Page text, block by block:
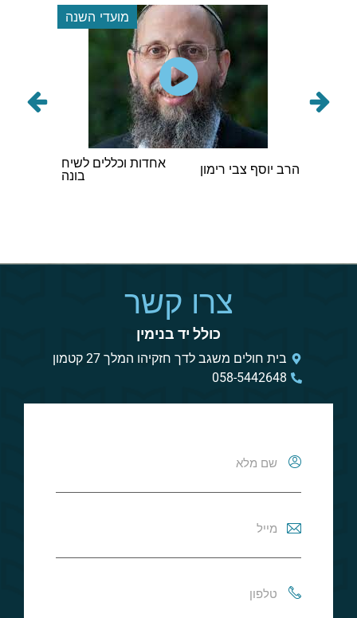
מועדי השנה
הרב יוסף צבי רימון
אחדות וכללים לשיח
בונה
צרו קשר
כולל יד בנימין
בית חולים משגב לדך חזקיהו המלך 27 קטמון
058-5442648